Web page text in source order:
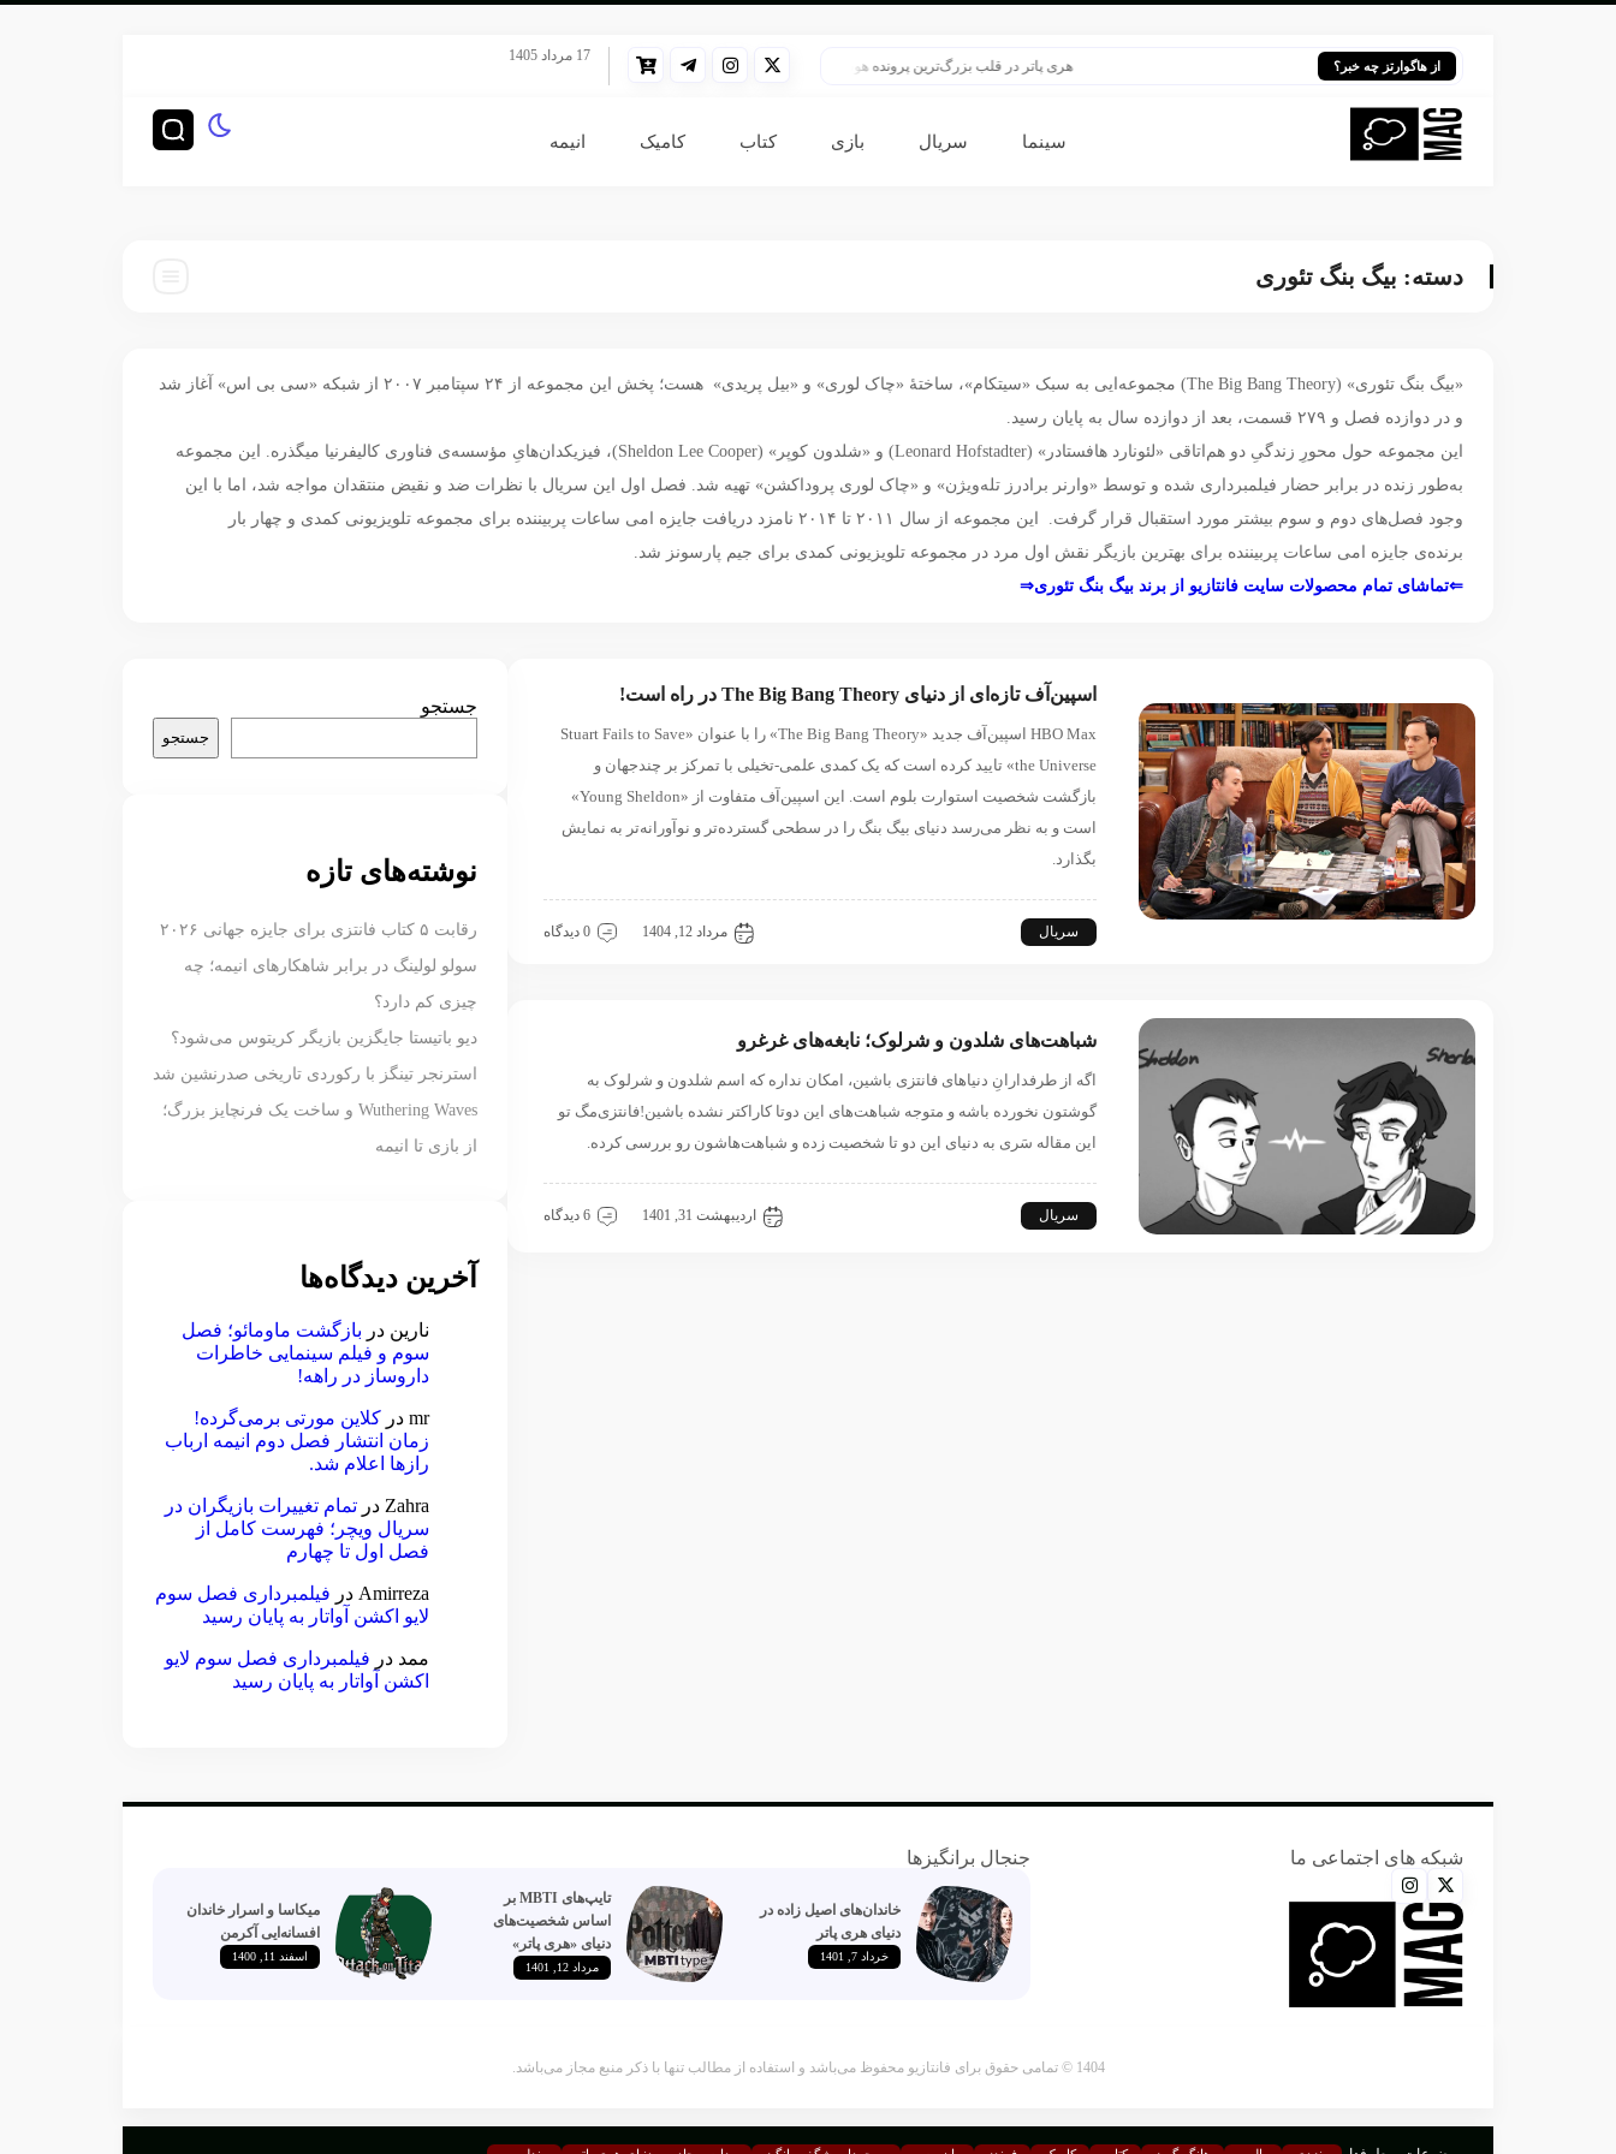
از هاگوارتز چه خبر؟ هری پاتر در قلب بزرگ‌ترین پرونده هوش مصنوعی HBO سنت قدیمی خود را برای پخش سریال هری پاتر تغییر داد
17 مرداد 1405
سینما سریال بازی کتاب کامیک انیمه
دسته: بیگ بنگ تئوری
«بیگ بنگ تئوری» (The Big Bang Theory) مجموعه‌ایی به سبک «سیتکام»، ساختهٔ «چاک لوری» و «بیل پریدی» هست؛ پخش این مجموعه از ۲۴ سپتامبر ۲۰۰۷ از شبکه «سی بی اس» آغاز شد
و در دوازده فصل و ۲۷۹ قسمت، بعد از دوازده سال به پایان رسید.
این مجموعه حول محورِ زندگیِ دو هم‌اتاقی «لئونارد هافستادر» (Leonard Hofstadter) و «شلدون کوپر» (Sheldon Lee Cooper)، فیزیکدان‌هایِ مؤسسه‌ی فناوری کالیفرنیا میگذره. این مجموعه
به‌طور زنده در برابر حضار فیلمبرداری شده و توسط «وارنر برادرز تله‌ویژن» و «چاک لوری پروداکشن» تهیه شد. فصل اول این سریال با نظرات ضد و نقیض منتقدان مواجه شد، اما با این
وجود فصل‌های دوم و سوم بیشتر مورد استقبال قرار گرفت. این مجموعه از سال ۲۰۱۱ تا ۲۰۱۴ نامزد دریافت جایزه امی ساعات پربیننده برای مجموعه تلویزیونی کمدی و چهار بار
برنده‌ی جایزه امی ساعات پربیننده برای بهترین بازیگر نقش اول مرد در مجموعه تلویزیونی کمدی برای جیم پارسونز شد.
⇐تماشای تمام محصولات سایت فانتازیو از برند بیگ بنگ تئوری⇒
اسپین‌آف تازه‌ای از دنیای The Big Bang Theory در راه است!
HBO Max اسپین‌آف جدید «The Big Bang Theory» را با عنوان «Stuart Fails to Save
the Universe» تایید کرده است که یک کمدی علمی-تخیلی با تمرکز بر چندجهان و
بازگشت شخصیت استوارت بلوم است. این اسپین‌آف متفاوت از «Young Sheldon»
است و به نظر می‌رسد دنیای بیگ بنگ را در سطحی گسترده‌تر و نوآورانه‌تر به نمایش
بگذارد.
سریال مرداد 12, 1404 0 دیدگاه
شباهت‌های شلدون و شرلوک؛ نابغه‌های غرغرو
اگه از طرفدارانِ دنیاهای فانتزی باشین، امکان نداره که اسم شلدون و شرلوک به
گوشتون نخورده باشه و متوجه شباهت‌های این دوتا کاراکتر نشده باشین!فانتزی‌مگ تو
این مقاله سَری به دنیای این دو تا شخصیت زده و شباهت‌هاشون رو بررسی کرده.
سریال اردیبهشت 31, 1401 6 دیدگاه
جستجو
جستجو
نوشته‌های تازه
رقابت ۵ کتاب فانتزی برای جایزه جهانی ۲۰۲۶
سولو لولینگ در برابر شاهکارهای انیمه؛ چه
چیزی کم دارد؟
دیو باتیستا جایگزین بازیگر کریتوس می‌شود؟
استرنجر تینگز با رکوردی تاریخی صدرنشین شد
Wuthering Waves و ساخت یک فرنچایز بزرگ؛
از بازی تا انیمه
آخرین دیدگاه‌ها
نارین در بازگشت ماومائو؛ فصل
سوم و فیلم سینمایی خاطرات
داروساز در راهه!
mr در کلاین مورتی برمی‌گرده!
زمان انتشار فصل دوم انیمه ارباب
رازها اعلام شد.
Zahra در تمام تغییرات بازیگران در
سریال ویچر؛ فهرست کامل از
فصل اول تا چهارم
Amirreza در فیلمبرداری فصل سوم
لایو اکشن آواتار به پایان رسید
ممد در فیلمبرداری فصل سوم لایو
اکشن آواتار به پایان رسید
شبکه های اجتماعی ما جنجال برانگیزها
خاندان‌های اصیل زاده‌ در
دنیای هری پاتر
خرداد 7, 1401
تایپ‌های MBTI بر
اساس شخصیت‌های
دنیای «هری پاتر»
مرداد 12, 1401
میکاسا و اسرار خاندان
افسانه‌ایی آکرمن
اسفند 11, 1400
1404 © تمامی حقوق برای فانتازیو محفوظ می‌باشد و استفاده از مطالب تنها با ذکر منبع مجاز می‌باشد.